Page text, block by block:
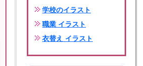
学校のイラスト
職業 イラスト
衣替え イラスト